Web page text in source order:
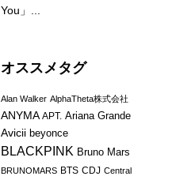
You」...
オススメタグ
Alan Walker AlphaTheta株式会社
ANYMA APT. Ariana Grande
Avicii beyonce
BLACKPINK Bruno Mars
BRUNOMARS BTS CDJ Central